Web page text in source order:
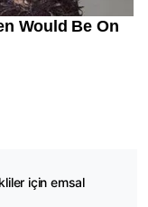
için emsal